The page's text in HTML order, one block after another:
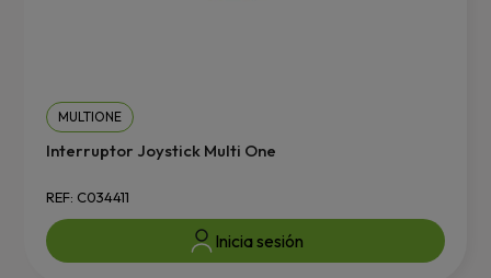
MULTIONE
Interruptor Joystick Multi One
REF: C034411
Inicia sesión